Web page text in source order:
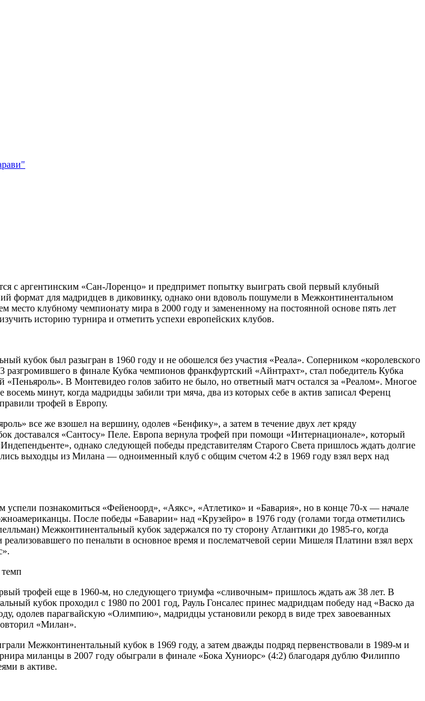
с аргентинским «Сан-Лоренцо» и предпримет попытку выиграть свой первый клубный
формат для мадридцев в диковинку, однако они вдоволь пошумели в Межконтинентальном
место клубному чемпионату мира в 2000 году и замененному на постоянной основе пять лет
историю турнира и отметить успехи европейских клубов.
кубок был разыгран в 1960 году и не обошелся без участия «Реала». Соперником «королевского
разгромившего в финале Кубка чемпионов франкфуртский «Айнтрахт», стал победитель Кубка
«Пеньяроль». В Монтевидео голов забито не было, но ответный матч остался за «Реалом». Многое
минут, когда мадридцы забили три мяча, два из которых себе в актив записал Ференц
трофей в Европу.
все же взошел на вершину, одолев «Бенфику», а затем в течение двух лет кряду
доставался «Сантосу» Пеле. Европа вернула трофей при помощи «Интернационале», который
однако следующей победы представителям Старого Света пришлось ждать долгие
выходцы из Милана — одноименный клуб с общим счетом 4:2 в 1969 году взял верх над
успели познакомиться «Фейеноорд», «Аякс», «Атлетико» и «Бавария», но в конце 70-х — начале
После победы «Баварии» над «Крузейро» в 1976 году (голами тогда отметились
Межконтинентальный кубок задержался по ту сторону Атлантики до 1985-го, когда
по пенальти в основное время и послематчевой серии Мишеля Платини взял верх
трофей еще в 1960-м, но следующего триумфа «сливочным» пришлось ждать аж 38 лет. В
кубок проходил с 1980 по 2001 год, Рауль Гонсалес принес мадридцам победу над «Васко да
одолев парагвайскую «Олимпию», мадридцы установили рекорд в виде трех завоеванных
«Милан».
Межконтинентальный кубок в 1969 году, а затем дважды подряд первенствовали в 1989-м и
миланцы в 2007 году обыграли в финале «Бока Хуниорс» (4:2) благодаря дублю Филиппо
в активе.